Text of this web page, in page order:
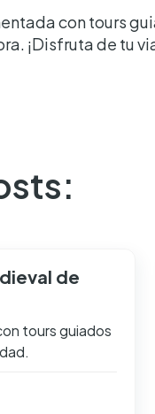
con tours
¡Disfruta de tu
de
tours guiados